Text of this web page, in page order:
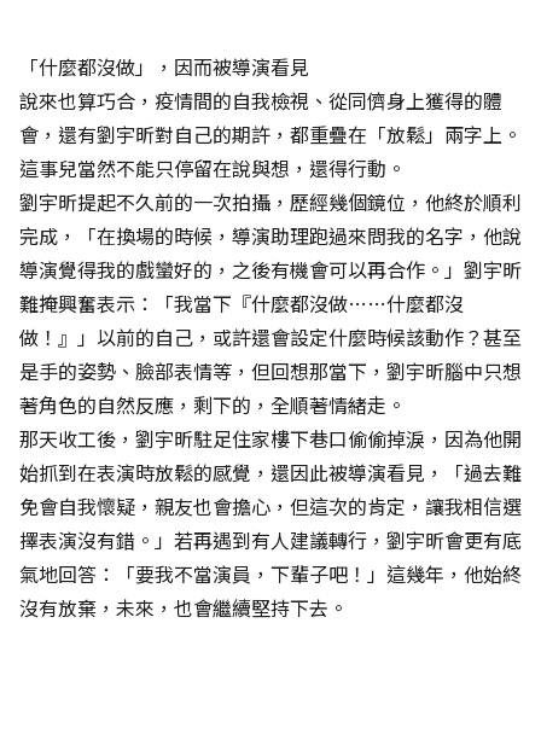
「什麼都沒做」，因而被導演看見
說來也算巧合，疫情間的自我檢視、從同儕身上獲得的體
會，還有劉宇昕對自己的期許，都重疊在「放鬆」兩字上。
這事兒當然不能只停留在說與想，還得行動。
劉宇昕提起不久前的一次拍攝，歷經幾個鏡位，他終於順利
完成，「在換場的時候，導演助理跑過來問我的名字，他說
導演覺得我的戲蠻好的，之後有機會可以再合作。」劉宇昕
難掩興奮表示：「我當下『什麼都沒做……什麼都沒
做！』」以前的自己，或許還會設定什麼時候該動作？甚至
是手的姿勢、臉部表情等，但回想那當下，劉宇昕腦中只想
著角色的自然反應，剩下的，全順著情緒走。
那天收工後，劉宇昕駐足住家樓下巷口偷偷掉淚，因為他開
始抓到在表演時放鬆的感覺，還因此被導演看見，「過去難
免會自我懷疑，親友也會擔心，但這次的肯定，讓我相信選
擇表演沒有錯。」若再遇到有人建議轉行，劉宇昕會更有底
氣地回答：「要我不當演員，下輩子吧！」這幾年，他始終
沒有放棄，未來，也會繼續堅持下去。